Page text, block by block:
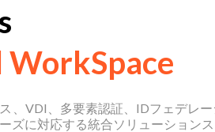
WorkSpace
、VDI、多要素認証、IDフェデレー
ズに対応する統合ソリューションス